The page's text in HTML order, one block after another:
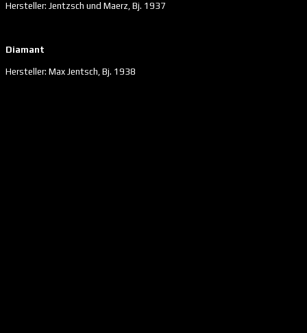
Hersteller: Jentzsch und Maerz, Bj. 1937
Diamant
Hersteller: Max Jentsch, Bj. 1938